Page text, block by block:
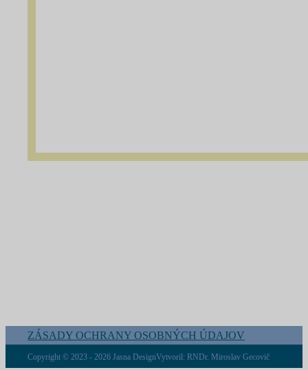
ZÁSADY OCHRANY OSOBNÝCH ÚDAJOV
Copyright © 2023 - 2026 Jasna DesignVytvoril: RNDr. Miroslav Gecovič